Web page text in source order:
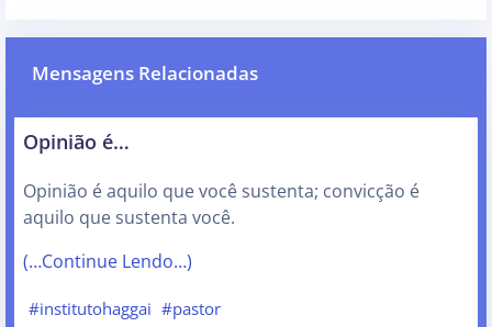
Mensagens Relacionadas
Opinião é…
Opinião é aquilo que você sustenta; convicção é
aquilo que sustenta você.
(…Continue Lendo…)
#institutohaggai #pastor